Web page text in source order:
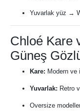
Yuvarlak yüz →
Chloé Kare
Güneş
Kare: Modern ve
Yuvarlak: Retro
Oversize